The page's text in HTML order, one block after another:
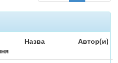
Назва Автор(и)